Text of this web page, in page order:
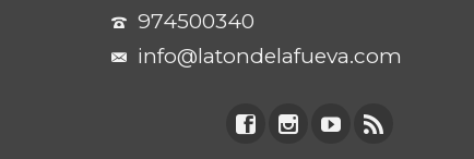
974500340
info@latondelafueva.com